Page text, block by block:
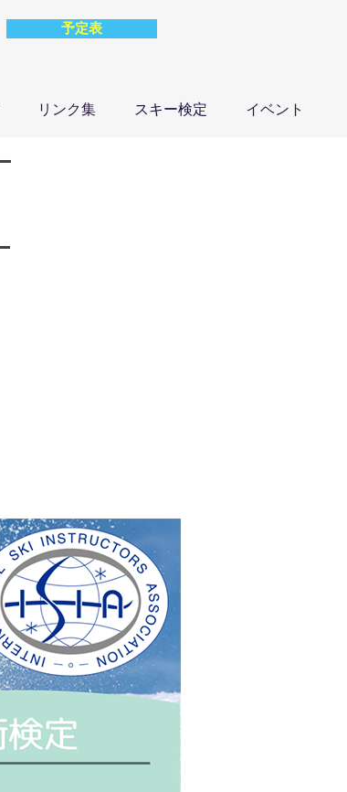
予定表
リンク集 スキー検定 イベント